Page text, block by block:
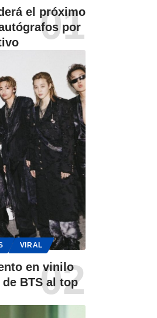
el próximo
por
VIRAL
en vinilo
de BTS al top